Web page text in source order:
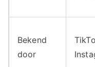
Bekend
door